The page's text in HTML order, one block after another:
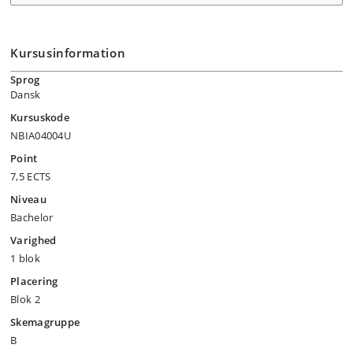
Kursusinformation
Sprog
Dansk
Kursuskode
NBIA04004U
Point
7,5 ECTS
Niveau
Bachelor
Varighed
1 blok
Placering
Blok 2
Skemagruppe
B